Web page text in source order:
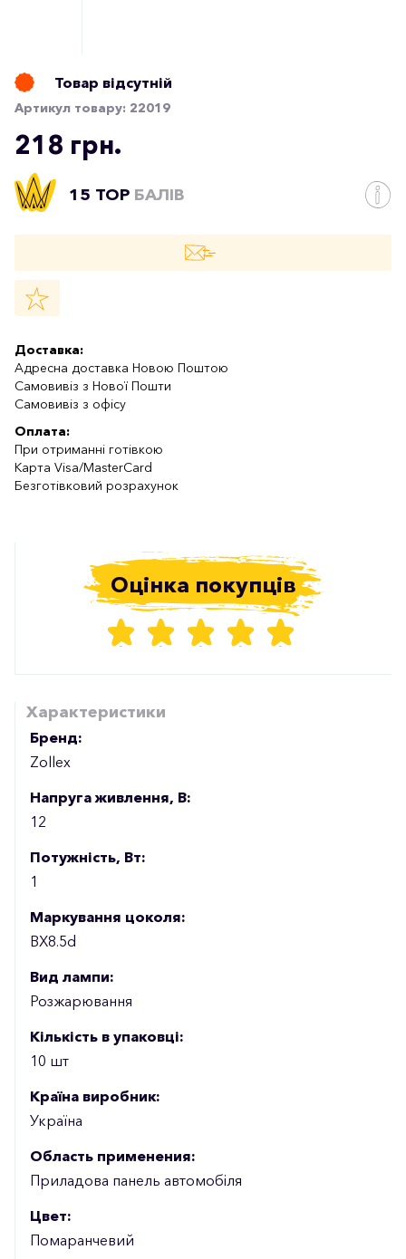
Товар відсутній
Артикул товару: 22019
218 грн.
15 TOP БАЛІВ
Доставка:
Адресна доставка Новою Поштою
Самовивіз з Нової Пошти
Самовивіз з офісу
Оплата:
При отриманні готівкою
Карта Visa/MasterCard
Безготівковий розрахунок
Оцінка покупців
Характеристики
Бренд:
Zollex
Напруга живлення, В:
12
Потужність, Вт:
1
Маркування цоколя:
BX8.5d
Вид лампи:
Розжарювання
Кількість в упаковці:
10 шт
Країна виробник:
Україна
Область применения:
Приладова панель автомобіля
Цвет:
Помаранчевий